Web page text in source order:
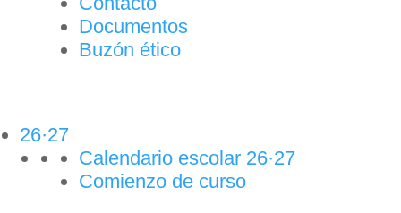
Documentos
Buzón ético
26·27
Calendario escolar 26·27
Comienzo de curso